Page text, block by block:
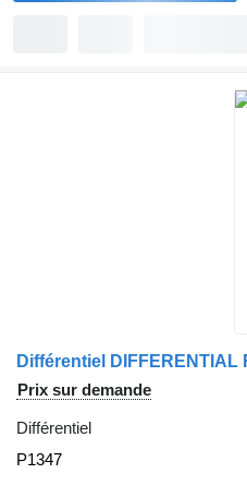
Prix sur demande
Différentiel
P1347